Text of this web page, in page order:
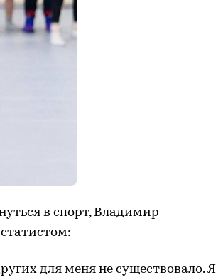
в спорт, Владимир
для меня не существовало. Я